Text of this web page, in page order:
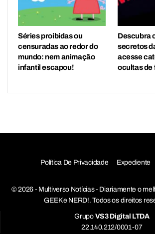
Séries proibidas ou
censuradas ao redor do
mundo: nem animação
infantil escapou!
Descubra
secretos
acesse
ocultas de
Política De Privacidade Expediente
© 2026 - Multiverso Notícias - Diariamente o
GEEK e NERD!. Todos os direitos
Grupo VS3 Digital LTDA
22.140.212/0001-07